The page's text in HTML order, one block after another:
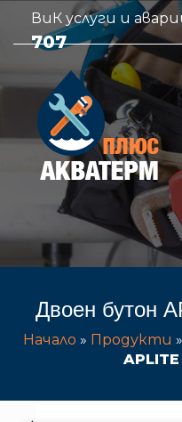
ВиК услуги и
707
Двоен бутон
Начало » Продукти »